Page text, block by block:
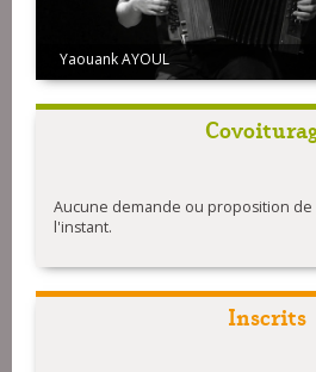
Yaouank AYOUL
Aucune demande ou proposition
l'instant.
Inscrits